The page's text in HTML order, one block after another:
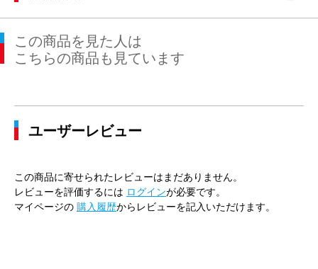
この商品を見た人は
こちらの商品も見ています
ユーザーレビュー
この商品に寄せられたレビューはまだありません。
レビューを評価するには ログインが必要です。
マイページの 購入履歴からレビューを記入いただけます。